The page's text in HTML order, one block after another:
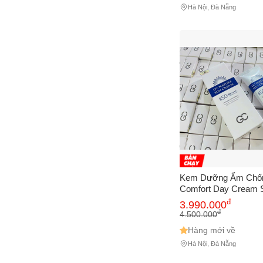
Hà Nội, Đà Nẵng
Kem Dưỡng Ẩm
Comfort Day Cream
3.990.000đ
4.500.000đ
Hàng mới về
Hà Nội, Đà Nẵng